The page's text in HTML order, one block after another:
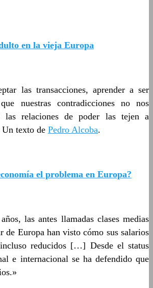
en la vieja Europa
las transacciones, aprender a ser
nuestras contradicciones no nos
las relaciones de poder las tejen a
Un texto de Pedro Alcoba.
el problema en Europa?
las antes llamadas clases medias
de Europa han visto cómo sus salarios
reducidos […] Desde el status
e internacional se ha defendido que